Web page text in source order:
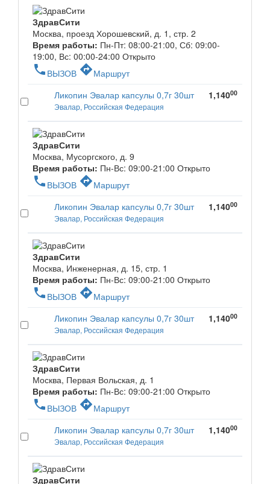
ЗдравСити
Москва, проезд Хорошевский, д. 1, стр. 2
Время работы: Пн-Пт: 08:00-21:00, Сб: 09:00-
19:00, Вс: 00:00-24:00 Открыто
phone ВЫЗОВ directionsМаршрут
Ликопин Эвалар капсулы 0,7г 30шт
Эвалар, Российская Федерация
1,14000
ЗдравСити
Москва, Мусоргского, д. 9
Время работы: Пн-Вс: 09:00-21:00 Открыто
phone ВЫЗОВ directionsМаршрут
Ликопин Эвалар капсулы 0,7г 30шт
Эвалар, Российская Федерация
1,14000
ЗдравСити
Москва, Инженерная, д. 15, стр. 1
Время работы: Пн-Вс: 09:00-21:00 Открыто
phone ВЫЗОВ directionsМаршрут
Ликопин Эвалар капсулы 0,7г 30шт
Эвалар, Российская Федерация
1,14000
ЗдравСити
Москва, Первая Вольская, д. 1
Время работы: Пн-Вс: 09:00-21:00 Открыто
phone ВЫЗОВ directionsМаршрут
Ликопин Эвалар капсулы 0,7г 30шт
Эвалар, Российская Федерация
1,14000
ЗдравСити